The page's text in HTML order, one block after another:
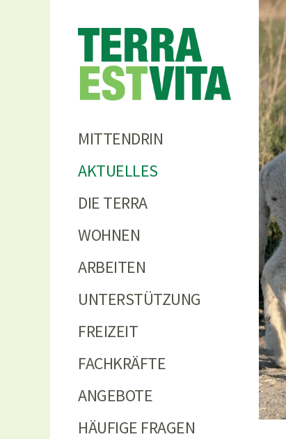
MITTENDRIN
AKTUELLES
DIE TERRA
WOHNEN
ARBEITEN
UNTERSTÜTZUNG
FREIZEIT
FACHKRÄFTE
ANGEBOTE
HÄUFIGE FRAGEN